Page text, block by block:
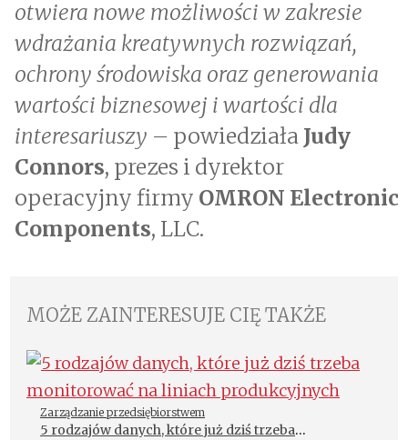
otwiera nowe możliwości w zakresie
wdrażania kreatywnych rozwiązań,
ochrony środowiska oraz generowania
wartości biznesowej i wartości dla
interesariuszy – powiedziała Judy
Connors, prezes i dyrektor
operacyjny firmy OMRON Electronic
Components, LLC.
MOŻE ZAINTERESUJE CIĘ TAKŻE
Zarządzanie przedsiębiorstwem
5 rodzajów danych, które już dziś trzeba